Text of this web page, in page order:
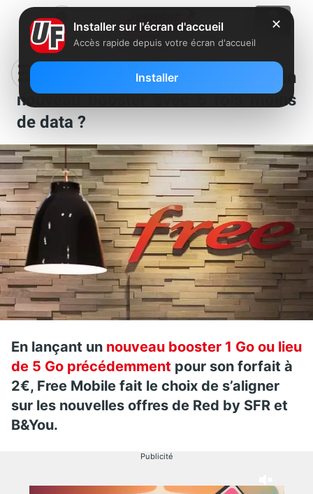
Pourquoi Free Mobile a-t-il lancé un
nouveau booster avec 5 fois moins
de data ?
En lançant un nouveau booster 1 Go ou lieu
de 5 Go précédemment pour son forfait à
2€, Free Mobile fait le choix de s’aligner
sur les nouvelles offres de Red by SFR et
B&You.
Publicité
✕
Installer sur l'écran d'accueil
Accès rapide depuis votre écran d'accueil
Installer